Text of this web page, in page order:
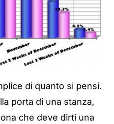
di quanto si pensi.
porta di una stanza,
che deve dirti una